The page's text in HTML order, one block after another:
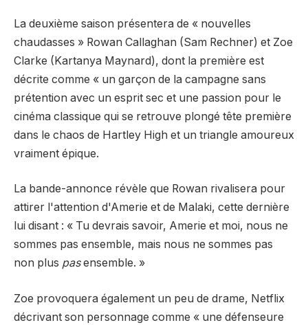
La deuxième saison présentera de « nouvelles
chaudasses » Rowan Callaghan (Sam Rechner) et Zoe
Clarke (Kartanya Maynard), dont la première est
décrite comme « un garçon de la campagne sans
prétention avec un esprit sec et une passion pour le
cinéma classique qui se retrouve plongé tête première
dans le chaos de Hartley High et un triangle amoureux
vraiment épique.
La bande-annonce révèle que Rowan rivalisera pour
attirer l'attention d'Amerie et de Malaki, cette dernière
lui disant : « Tu devrais savoir, Amerie et moi, nous ne
sommes pas ensemble, mais nous ne sommes pas
non plus pasensemble. »
Zoe provoquera également un peu de drame, Netflix
décrivant son personnage comme « une défenseure